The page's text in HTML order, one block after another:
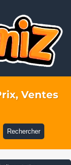
Ventes
Rechercher